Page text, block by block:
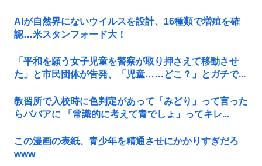
AIが自然界にないウイルスを設計、16種類で増殖を確
認…米スタンフォード大！
「平和を願う女子児童を警察が取り押さえて移動させ
た」と市民団体が告発、「児童……どこ？」とガチで...
教習所で入校時に色判定があって「みどり」って言った
らババアに 「常識的に考えて青でしょ」ってキレ...
この漫画の表紙、青少年を精通させにかかりすぎだろ
www